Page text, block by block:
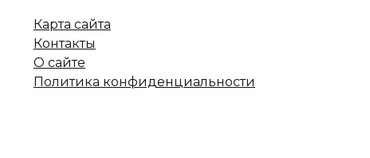
Карта сайта
Контакты
О сайте
Политика конфиденциальности